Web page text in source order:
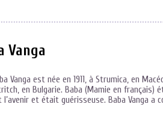
Vanga
Vanga est née en 1911, à Strumica, en
en Bulgarie. Baba (Mamie en français)
et était guérisseuse. Baba Vanga a